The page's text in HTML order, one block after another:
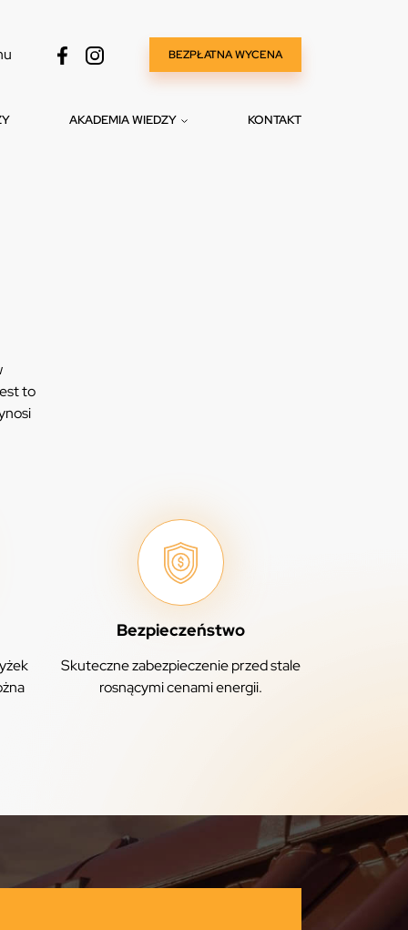
BEZPŁATNA WYCENA
AKADEMIA WIEDZY KONTAKT
to
Bezpieczeństwo
Skuteczne zabezpieczenie przed stale
rosnącymi cenami energii.